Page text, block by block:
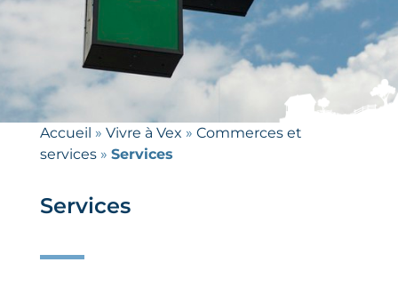
Accueil » Vivre à Vex » Commerces et
services» Services
Services